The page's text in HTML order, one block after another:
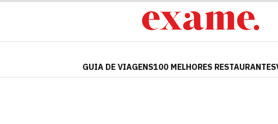
GUIA DE VIAGENS100 MELHORES RESTAURANTES